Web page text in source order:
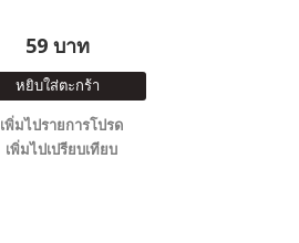
59 บาท
หยิบใส่ตะกร้า
เพิ่มไปรายการโปรด
เพิ่มไปเปรียบเทียบ